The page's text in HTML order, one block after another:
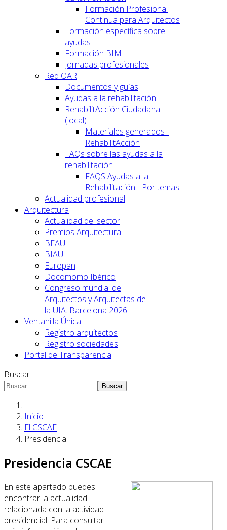
Formación Profesional
Continua para Arquitectos
Formación específica sobre
ayudas
Formación BIM
Jornadas profesionales
Red OAR
Documentos y guías
Ayudas a la rehabilitación
RehabilitAcción Ciudadana
(local)
Materiales generados -
RehabilitAcción
FAQs sobre las ayudas a la
rehabilitación
FAQS Ayudas a la
Rehabilitación - Por temas
Actualidad profesional
Arquitectura
Actualidad del sector
Premios Arquitectura
BEAU
BIAU
Europan
Docomomo Ibérico
Congreso mundial de
Arquitectos y Arquitectas de
la UIA. Barcelona 2026
Ventanilla Única
Registro arquitectos
Registro sociedades
Portal de Transparencia
Buscar
Buscar
Inicio
El CSCAE
Presidencia
Presidencia CSCAE
En este apartado puedes
encontrar la actualidad
relacionada con la actividad
presidencial. Para consultar